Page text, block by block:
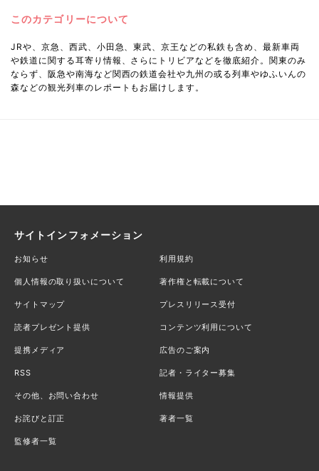
このカテゴリーについて
JRや、京急、西武、小田急、東武、京王などの私鉄も含め、最新車両
や鉄道に関する耳寄り情報、さらにトリビアなどを徹底紹介。関東のみ
ならず、阪急や南海など関西の鉄道会社や九州の或る列車やゆふいんの
森などの観光列車のレポートもお届けします。
サイトインフォメーション
お知らせ 利用規約
個人情報の取り扱いについて 著作権と転載について
サイトマップ プレスリリース受付
読者プレゼント提供 コンテンツ利用について
提携メディア 広告のご案内
RSS 記者・ライター募集
その他、お問い合わせ 情報提供
お詫びと訂正 著者一覧
監修者一覧